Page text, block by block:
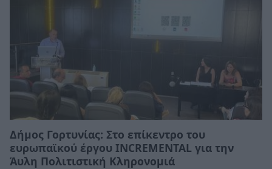
Δήμος Γορτυνίας: Στο επίκεντρο του
ευρωπαϊκού έργου INCREMENTAL για την
Άυλη Πολιτιστική Κληρονομιά